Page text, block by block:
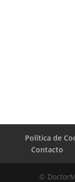
Política de
Contacto
©